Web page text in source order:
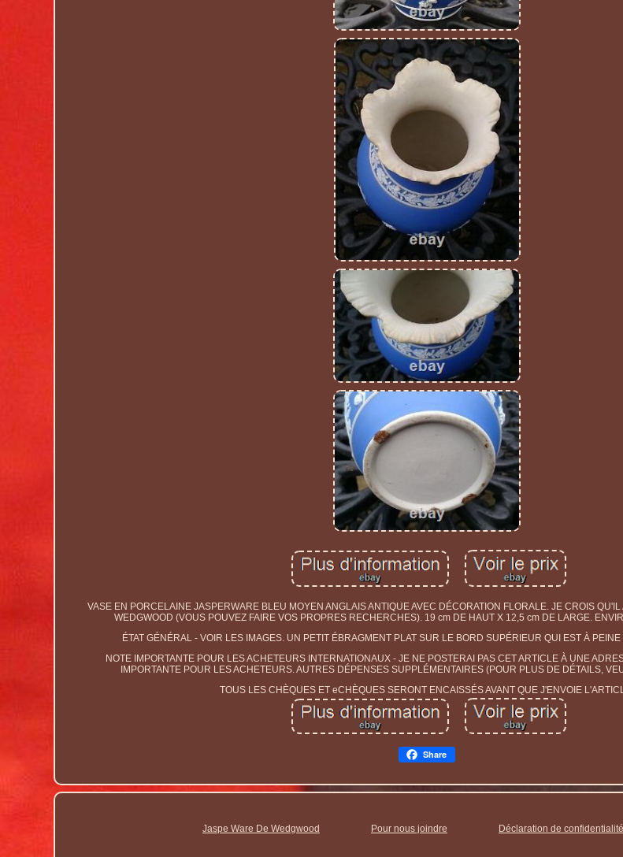
VASE EN PORCELAINE JASPERWARE BLEU MOYEN ANGLAIS ANTIQUE AVEC DÉCORATION FLORALE. JE CROIS QU'IL
WEDGWOOD (VOUS POUVEZ FAIRE VOS PROPRES RECHERCHES). 19 cm DE HAUT X 12,5 cm DE LARGE.
ÉTAT GÉNÉRAL - VOIR LES IMAGES. UN PETIT ÉBRAGMENT PLAT SUR LE BORD SUPÉRIEUR QUI EST À PEINE
NOTE IMPORTANTE POUR LES ACHETEURS INTERNATIONAUX - JE NE POSTERAI PAS CET ARTICLE À UNE
IMPORTANTE POUR LES ACHETEURS. AUTRES DÉPENSES SUPPLÉMENTAIRES (POUR PLUS DE DÉTAILS,
TOUS LES CHÈQUES ET eCHÈQUES SERONT ENCAISSÉS AVANT QUE J'ENVOIE
Share
Jaspe Ware De Wedgwood Pour nous joindre Déclaration de confidentialité